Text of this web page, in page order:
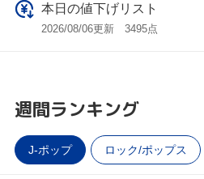
本日の値下げリスト
2026/08/06更新 3495点
週間ランキング
J-ポップ ロック/ポップス